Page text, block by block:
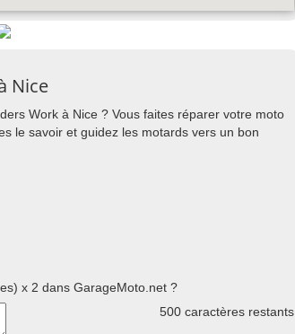
Nice
Work à Nice ? Vous faites réparer votre moto
le savoir et guidez les motards vers un bon
x 2 dans GarageMoto.net ?
500 caractères restants